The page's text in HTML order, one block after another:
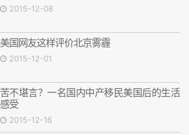
2015-12-08
美国网友这样评价北京雾霾
2015-12-01
苦不堪言？一名国内中产移民美国后的生活
感受
2015-12-16